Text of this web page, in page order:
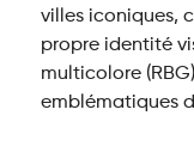
villes iconiques,
propre identité
multicolore
emblématiques